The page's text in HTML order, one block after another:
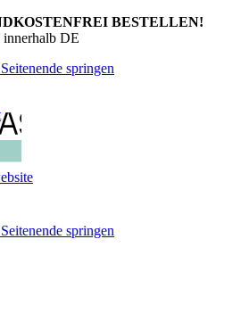
BESTELLEN!
DE
springen
springen